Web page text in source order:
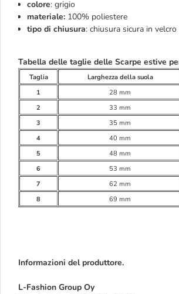
colore: grigio
materiale: 100% poliestere
tipo di chiusura: chiusura sicura in velcro
Tabella delle taglie delle Scarpe estive
Taglia Larghezza della suola
1
28 mm
2
33 mm
3
35 mm
4
40 mm
5
48 mm
6
53 mm
7
62 mm
8
69 mm
Informazioni del produttore.
L-Fashion Group Oy